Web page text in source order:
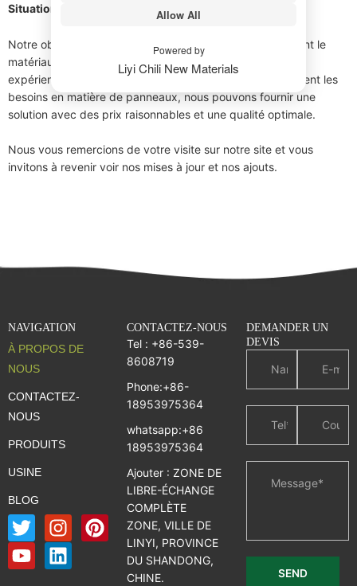
Situation gagnant-gagnant
Notre objectif est de garantir que tous les clients reçoivent le
matériau approprié pour le travail. Grâce à notre riche
expérience, nous sommes convaincus que, quels que soient les
besoins en matière de panneaux, nous pouvons fournir une
solution avec des prix raisonnables et une qualité optimale.
Nous vous remercions de votre visite sur notre site et vous
invitons à revenir voir nos mises à jour et nos ajouts.
NAVIGATION
À PROPOS DE
NOUS
CONTACTEZ-
NOUS
PRODUITS
USINE
BLOG
T
w
i
I
n
s
P
i
Y
o
u
L
i
n
CONTACTEZ-NOUS
Tel : +86-539-
8608719
Phone:+86-
18953975364
whatsapp:+86
18953975364
Ajouter : ZONE DE
LIBRE-ÉCHANGE
COMPLÈTE
ZONE, VILLE DE
LINYI, PROVINCE
DU SHANDONG,
CHINE.
DEMANDER UN
DEVIS
Allow All
Powered by
Liyi Chili New Materials